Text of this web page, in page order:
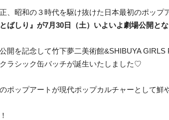
、昭和の３時代を駆け抜けた日本最初のポップ
ばしり』が7月30日（土）いよいよ劇場公開とな
開を記念して竹下夢二美術館&SHIBUYA
ラシック缶バッチが誕生いたしました♡
ポップアートが現代ポップカルチャーとして鮮